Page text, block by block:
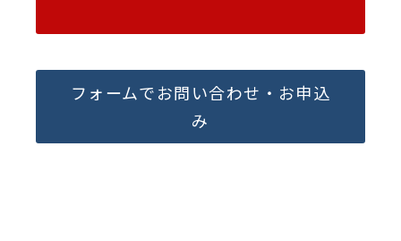
フォームでお問い合わせ・お申込
み